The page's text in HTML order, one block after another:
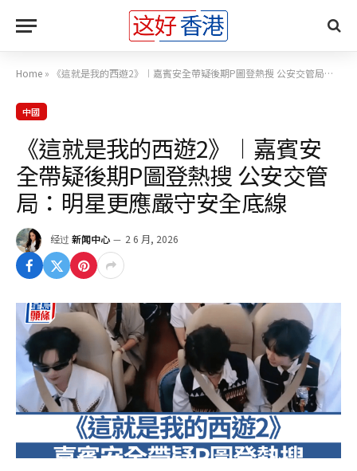
Home » 《這就是我的西遊2》︱嘉賓安全帶疑後期P圖登熱搜 公安交管局：明星更應嚴守安全底線
中國
《這就是我的西遊2》︱嘉賓安
全帶疑後期P圖登熱搜 公安交管
局：明星更應嚴守安全底線
经过 新闻中心 2 6 月, 2026